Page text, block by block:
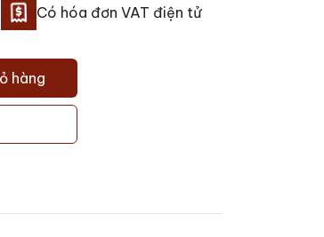
Có hóa đơn VAT điện tử
hàng